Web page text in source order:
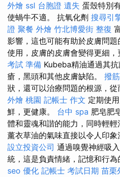
外燴 ssl 台胞證 遺失 蛋殼特別
使蝸牛不適。 抗氧化劑 搜尋引
證 聚餐 外燴 竹北博愛街 整復
影響，這也可能有助於皮膚問題
使用，皮膚的皮膚會變得更細，
考試 準備 Kubeba精油通過其
瘡，黑頭和其他皮膚缺陷。 撥
狀，還可以治療問題的根源，從
外燴 桃園 記帳士 作文 定期使
鮮，更健康。 台中 spa 肥皂肥
體和靈魂和諧的能力，同時輕
薰衣草油的氣味直接以令人印象
設立投資公司 通過嗅覺神經吸
統，這是負責情緒，記憶和行為
seo 優化 記帳士 考試日期 苗栗